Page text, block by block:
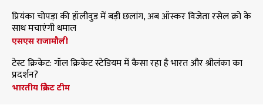
प्रियंका चोपड़ा की हॉलीवुड में बड़ी छलांग, अब ऑस्कर विजेता रसेल क्रो के
साथ मचाएंगी धमाल
एसएस राजामौली
टेस्ट क्रिकेट: गॉल क्रिकेट स्टेडियम में कैसा रहा है भारत और श्रीलंका का
प्रदर्शन?
भारतीय क्रिकेट टीम